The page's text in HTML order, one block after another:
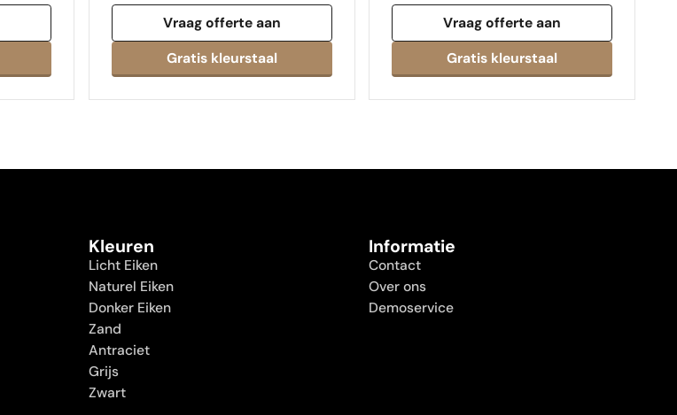
Vraag offerte aan Vraag offerte aan
Kleuren
Licht Eiken
Naturel Eiken
Donker Eiken
Zand
Antraciet
Grijs
Zwart
Informatie
Contact
Over ons
Demoservice